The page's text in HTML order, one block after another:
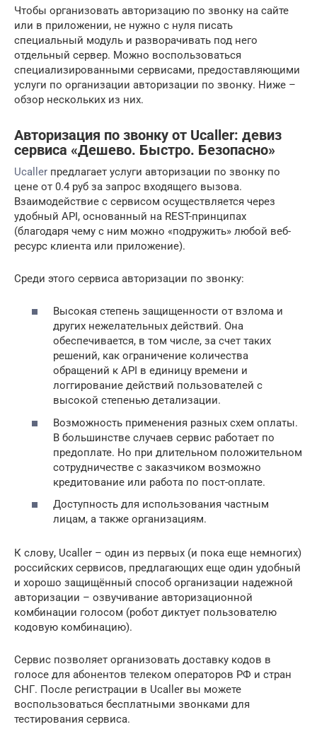
Чтобы организовать авторизацию по звонку на сайте
или в приложении, не нужно с нуля писать
специальный модуль и разворачивать под него
отдельный сервер. Можно воспользоваться
специализированными сервисами, предоставляющими
услуги по организации авторизации по звонку. Ниже –
обзор нескольких из них.
Авторизация по звонку от Ucaller: девиз
сервиса «Дешево. Быстро. Безопасно»
Ucaller предлагает услуги авторизации по звонку по
цене от 0.4 руб за запрос входящего вызова.
Взаимодействие с сервисом осуществляется через
удобный API, основанный на REST-принципах
(благодаря чему с ним можно «подружить» любой веб-
ресурс клиента или приложение).
Среди этого сервиса авторизации по звонку:
Высокая степень защищенности от взлома и
других нежелательных действий. Она
обеспечивается, в том числе, за счет таких
решений, как ограничение количества
обращений к API в единицу времени и
логгирование действий пользователей с
высокой степенью детализации.
Возможность применения разных схем оплаты.
В большинстве случаев сервис работает по
предоплате. Но при длительном положительном
сотрудничестве с заказчиком возможно
кредитование или работа по пост-оплате.
Доступность для использования частным
лицам, а также организациям.
К слову, Ucaller – один из первых (и пока еще немногих)
российских сервисов, предлагающих еще один удобный
и хорошо защищённый способ организации надежной
авторизации – озвучивание авторизационной
комбинации голосом (робот диктует пользователю
кодовую комбинацию).
Сервис позволяет организовать доставку кодов в
голосе для абонентов телеком операторов РФ и стран
СНГ. После регистрации в Ucaller вы можете
воспользоваться бесплатными звонками для
тестирования сервиса.